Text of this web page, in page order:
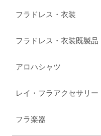
フラドレス・衣装
フラドレス・衣装既製品
アロハシャツ
レイ・フラアクセサリー
フラ楽器